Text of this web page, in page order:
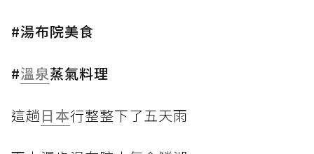
#湯布院美食
#溫泉蒸氣料理
這趟日本行整整下了五天雨